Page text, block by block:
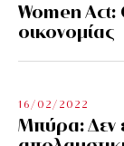
Women Act:
οικονομίας
16/02/2022
Μπύρα: Δεν